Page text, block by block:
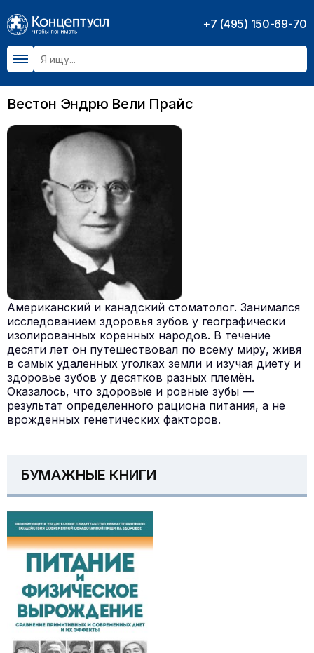
+7 (495) 150-69-70
Вестон Эндрю Вели Прайс
Американский и канадский стоматолог. Занимался
исследованием здоровья зубов у географически
изолированных коренных народов. В течение
десяти лет он путешествовал по всему миру, живя
в самых удаленных уголках земли и изучая диету и
здоровье зубов у десятков разных племён.
Оказалось, что здоровые и ровные зубы —
результат определенного рациона питания, а не
врожденных генетических факторов.
БУМАЖНЫЕ КНИГИ